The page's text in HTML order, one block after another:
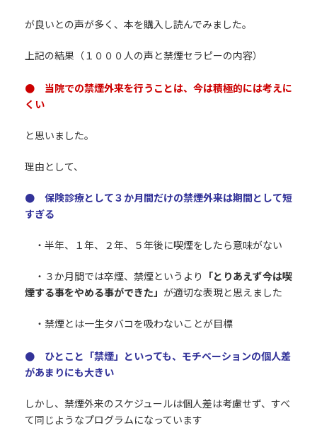
が良いとの声が多く、本を購入し読んでみました。
上記の結果（１０００人の声と禁煙セラピーの内容）
● 当院での禁煙外来を行うことは、今は積極的には考えに
くい
と思いました。
理由として、
● 保険診療として３か月間だけの禁煙外来は期間として短
すぎる
・半年、１年、２年、５年後に喫煙をしたら意味がない
・３か月間では卒煙、禁煙というより
「とりあえず今は喫
煙する事をやめる事ができた」 が適切な表現と思えました
・禁煙とは一生タバコを吸わないことが目標
● ひとこと「禁煙」といっても、モチベーションの個人差
があまりにも大きい
しかし、禁煙外来のスケジュールは個人差は考慮せず、すべ
て同じようなプログラムになっています